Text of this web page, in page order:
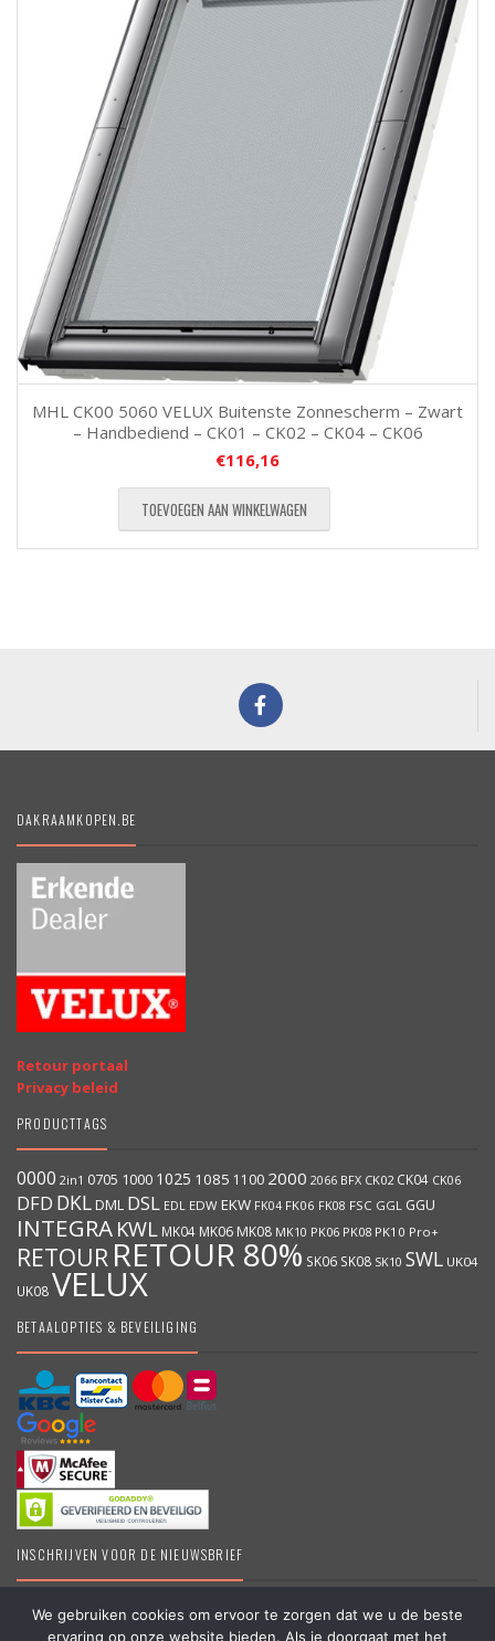
MHL CK00 5060 VELUX Buitenste Zonnescherm – Zwart
– Handbediend – CK01 – CK02 – CK04 – CK06
€116,16
TOEVOEGEN AAN WINKELWAGEN
DAKRAAMKOPEN.BE
Retour portaal
Privacy beleid
PRODUCTTAGS
0000 2in1 0705 1000 1025 1085 1100 2000 2066 BFX CK02 CK04 CK06
DFD DKL DML DSL EDL EDW EKW FK04 FK06 FK08 FSC GGL GGU
INTEGRA KWL MK04 MK06 MK08 MK10 PK06 PK08 PK10 Pro+
RETOUR RETOUR 80% SK06 SK08 SK10 SWL UK04
UK08VELUX
BETAALOPTIES & BEVEILIGING
INSCHRIJVEN VOOR DE NIEUWSBRIEF
We gebruiken cookies om ervoor te zorgen dat we u de beste
ervaring op onze website bieden. Als je doorgaat met het